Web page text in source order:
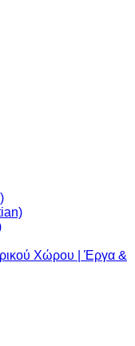
Χώρου | Έργα &